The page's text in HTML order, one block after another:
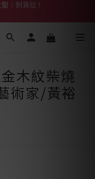
你財運「轉」進來
你財運「轉」進來
｜到貨拉！
木紋柴燒
術家/黃裕